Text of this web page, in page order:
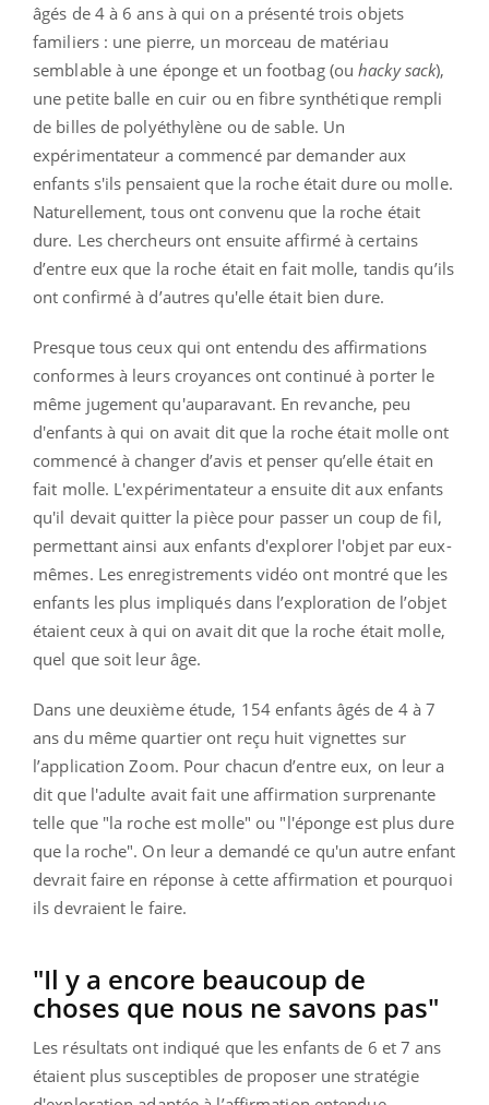
âgés de 4 à 6 ans à qui on a présenté trois objets
familiers : une pierre, un morceau de matériau
semblable à une éponge et un footbag (ouhacky sack),
une petite balle en cuir ou en fibre synthétique rempli
de billes de polyéthylène ou de sable. Un
expérimentateur a commencé par demander aux
enfants s'ils pensaient que la roche était dure ou molle.
Naturellement, tous ont convenu que la roche était
dure. Les chercheurs ont ensuite affirmé à certains
d’entre eux que la roche était en fait molle, tandis qu’ils
ont confirmé à d’autres qu'elle était bien dure.
Presque tous ceux qui ont entendu des affirmations
conformes à leurs croyances ont continué à porter le
même jugement qu'auparavant. En revanche, peu
d'enfants à qui on avait dit que la roche était molle ont
commencé à changer d’avis et penser qu’elle était en
fait molle. L'expérimentateur a ensuite dit aux enfants
qu'il devait quitter la pièce pour passer un coup de fil,
permettant ainsi aux enfants d'explorer l'objet par eux-
mêmes. Les enregistrements vidéo ont montré que les
enfants les plus impliqués dans l’exploration de l’objet
étaient ceux à qui on avait dit que la roche était molle,
quel que soit leur âge.
Dans une deuxième étude, 154 enfants âgés de 4 à 7
ans du même quartier ont reçu huit vignettes sur
l’application Zoom. Pour chacun d’entre eux, on leur a
dit que l'adulte avait fait une affirmation surprenante
telle que "la roche est molle" ou "l'éponge est plus dure
que la roche". On leur a demandé ce qu'un autre enfant
devrait faire en réponse à cette affirmation et pourquoi
ils devraient le faire.
"Il y a encore beaucoup de
choses que nous ne savons pas"
Les résultats ont indiqué que les enfants de 6 et 7 ans
étaient plus susceptibles de proposer une stratégie